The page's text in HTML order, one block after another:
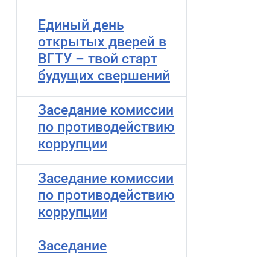
Единый день
открытых дверей в
ВГТУ – твой старт
будущих свершений
Заседание комиссии
по противодействию
коррупции
Заседание комиссии
по противодействию
коррупции
Заседание